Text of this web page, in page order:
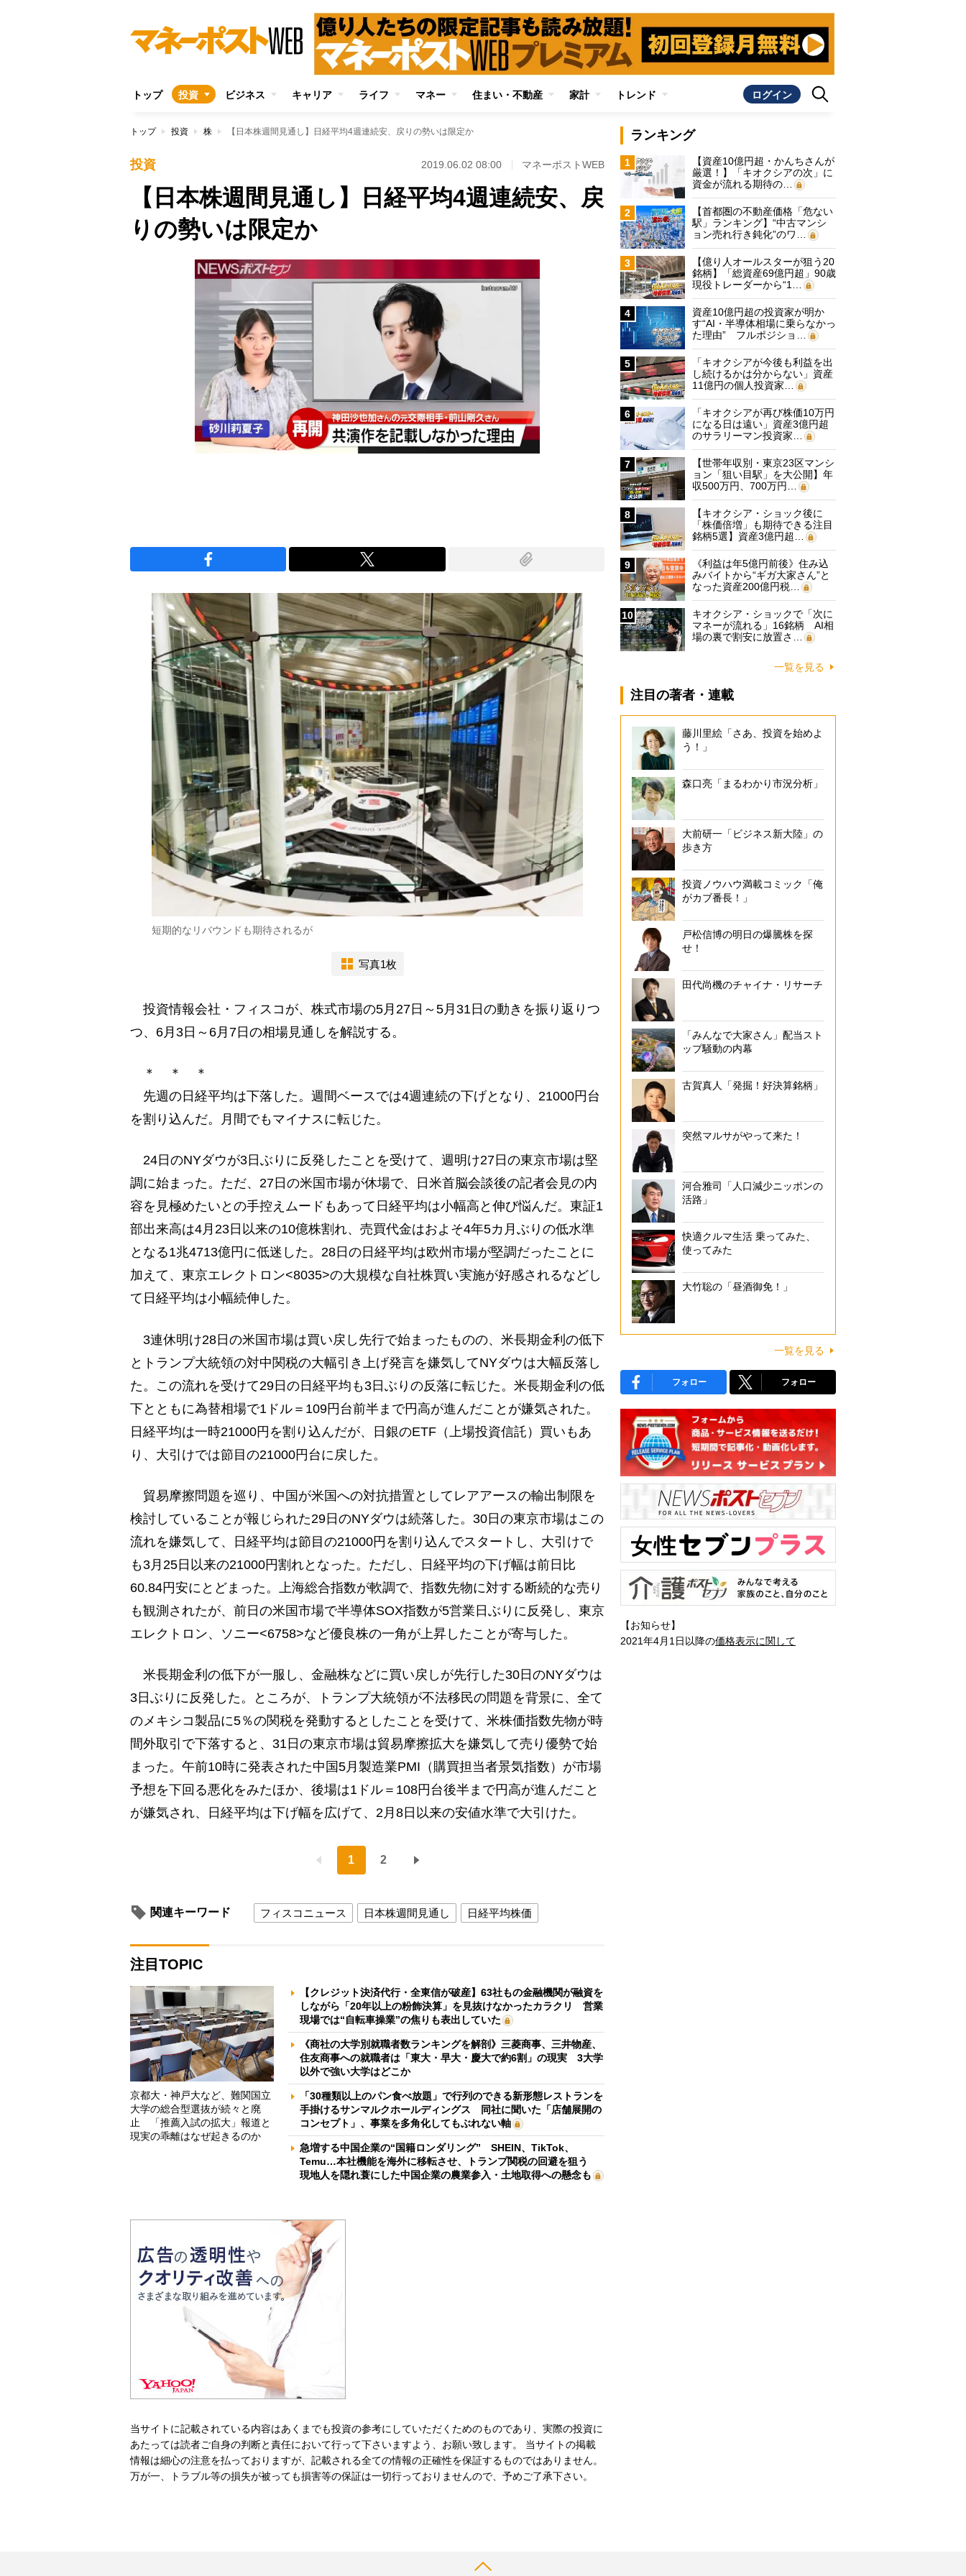
トップ 投資 ビジネス キャリア ライフ マネー 住まい・不動産 家計 トレンド ログイン
トップ 投資 株 【日本株週間見通し】日経平均4週連続安、戻りの勢いは限定か
投資 2019.06.02 08:00 マネーポストWEB
【日本株週間見通し】日経平均4週連続安、戻
りの勢いは限定か
短期的なリバウンドも期待されるが
写真1枚
投資情報会社・フィスコが、株式市場の5月27日～5月31日の動きを振り返りつ
つ、6月3日～6月7日の相場見通しを解説する。
＊ ＊ ＊
先週の日経平均は下落した。週間ベースでは4週連続の下げとなり、21000円台
を割り込んだ。月間でもマイナスに転じた。
24日のNYダウが3日ぶりに反発したことを受けて、週明け27日の東京市場は堅
調に始まった。ただ、27日の米国市場が休場で、日米首脳会談後の記者会見の内
容を見極めたいとの手控えムードもあって日経平均は小幅高と伸び悩んだ。東証1
部出来高は4月23日以来の10億株割れ、売買代金はおよそ4年5カ月ぶりの低水準
となる1兆4713億円に低迷した。28日の日経平均は欧州市場が堅調だったことに
加えて、東京エレクトロン<8035>の大規模な自社株買い実施が好感されるなどし
て日経平均は小幅続伸した。
3連休明け28日の米国市場は買い戻し先行で始まったものの、米長期金利の低下
とトランプ大統領の対中関税の大幅引き上げ発言を嫌気してNYダウは大幅反落し
た。この流れを受けて29日の日経平均も3日ぶりの反落に転じた。米長期金利の低
下とともに為替相場で1ドル＝109円台前半まで円高が進んだことが嫌気された。
日経平均は一時21000円を割り込んだが、日銀のETF（上場投資信託）買いもあ
り、大引けでは節目の21000円台に戻した。
貿易摩擦問題を巡り、中国が米国への対抗措置としてレアアースの輸出制限を
検討していることが報じられた29日のNYダウは続落した。30日の東京市場はこの
流れを嫌気して、日経平均は節目の21000円を割り込んでスタートし、大引けで
も3月25日以来の21000円割れとなった。ただし、日経平均の下げ幅は前日比
60.84円安にとどまった。上海総合指数が軟調で、指数先物に対する断続的な売り
も観測されたが、前日の米国市場で半導体SOX指数が5営業日ぶりに反発し、東京
エレクトロン、ソニー<6758>など優良株の一角が上昇したことが寄与した。
米長期金利の低下が一服し、金融株などに買い戻しが先行した30日のNYダウは
3日ぶりに反発した。ところが、トランプ大統領が不法移民の問題を背景に、全て
のメキシコ製品に5％の関税を発動するとしたことを受けて、米株価指数先物が時
間外取引で下落すると、31日の東京市場は貿易摩擦拡大を嫌気して売り優勢で始
まった。午前10時に発表された中国5月製造業PMI（購買担当者景気指数）が市場
予想を下回る悪化をみたほか、後場は1ドル＝108円台後半まで円高が進んだこと
が嫌気され、日経平均は下げ幅を広げて、2月8日以来の安値水準で大引けた。
1 2
関連キーワード フィスコニュース 日本株週間見通し 日経平均株価
注目TOPIC
京都大・神戸大など、難関国立
大学の総合型選抜が続々と廃
止 「推薦入試の拡大」報道と
現実の乖離はなぜ起きるのか
【クレジット決済代行・全東信が破産】63社もの金融機関が融資を
しながら「20年以上の粉飾決算」を見抜けなかったカラクリ 営業
現場では“自転車操業”の焦りも表出していた
《商社の大学別就職者数ランキングを解剖》三菱商事、三井物産、
住友商事への就職者は「東大・早大・慶大で約6割」の現実 3大学
以外で強い大学はどこか
「30種類以上のパン食べ放題」で行列のできる新形態レストランを
手掛けるサンマルクホールディングス 同社に聞いた「店舗展開の
コンセプト」、事業を多角化してもぶれない軸
急増する中国企業の“国籍ロンダリング” SHEIN、TikTok、
Temu…本社機能を海外に移転させ、トランプ関税の回避を狙う
現地人を隠れ蓑にした中国企業の農業参入・土地取得への懸念も
当サイトに記載されている内容はあくまでも投資の参考にしていただくためのものであり、実際の投資に
あたっては読者ご自身の判断と責任において行って下さいますよう、お願い致します。 当サイトの掲載
情報は細心の注意を払っておりますが、記載される全ての情報の正確性を保証するものではありません。
万が一、トラブル等の損失が被っても損害等の保証は一切行っておりませんので、予めご了承下さい。
ランキング
1
【資産10億円超・かんちさんが
厳選！】「キオクシアの次」に
資金が流れる期待の…
2
【首都圏の不動産価格「危ない
駅」ランキング】“中古マンシ
ョン売れ行き鈍化”のワ…
3
【億り人オールスターが狙う20
銘柄】「総資産69億円超」90歳
現役トレーダーから“1…
4
資産10億円超の投資家が明か
す“AI・半導体相場に乗らなかっ
た理由” フルポジショ…
5
「キオクシアが今後も利益を出
し続けるかは分からない」資産
11億円の個人投資家…
6
「キオクシアが再び株価10万円
になる日は遠い」資産3億円超
のサラリーマン投資家…
7
【世帯年収別・東京23区マンシ
ョン「狙い目駅」を大公開】年
収500万円、700万円…
8
【キオクシア・ショック後に
「株価倍増」も期待できる注目
銘柄5選】資産3億円超…
9
《利益は年5億円前後》住み込
みバイトから“ギガ大家さん”と
なった資産200億円税…
10
キオクシア・ショックで「次に
マネーが流れる」16銘柄 AI相
場の裏で割安に放置さ…
一覧を見る
注目の著者・連載
藤川里絵「さあ、投資を始めよ
う！」
森口亮「まるわかり市況分析」
大前研一「ビジネス新大陸」の
歩き方
投資ノウハウ満載コミック「俺
がカブ番長！」
戸松信博の明日の爆騰株を探
せ！
田代尚機のチャイナ・リサーチ
「みんなで大家さん」配当スト
ップ騒動の内幕
古賀真人「発掘！好決算銘柄」
突然マルサがやって来た！
河合雅司「人口減少ニッポンの
活路」
快適クルマ生活 乗ってみた、
使ってみた
大竹聡の「昼酒御免！」
一覧を見る
フォロー フォロー
【お知らせ】
2021年4月1日以降の価格表示に関して